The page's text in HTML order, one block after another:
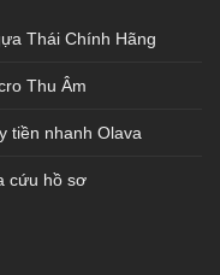
Thái Chính Hãng
Thu Âm
tiền nhanh Olava
cứu hồ sơ